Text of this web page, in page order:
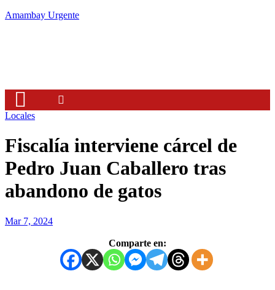
Amambay Urgente
Locales
Fiscalía interviene cárcel de
Pedro Juan Caballero tras
abandono de gatos
Mar 7, 2024
Comparte en: